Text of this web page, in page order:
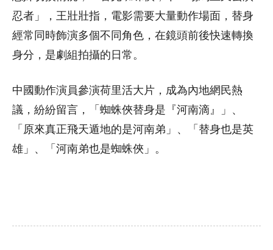
忍者」，王壯壯指，電影需要大量動作場面，替身
經常同時飾演多個不同角色，在鏡頭前後快速轉換
身分，是劇組拍攝的日常。
中國動作演員參演荷里活大片，成為內地網民熱
議，紛紛留言，「蜘蛛俠替身是『河南滴』」、
「原來真正飛天遁地的是河南弟」、「替身也是英
雄」、「河南弟也是蜘蛛俠」。